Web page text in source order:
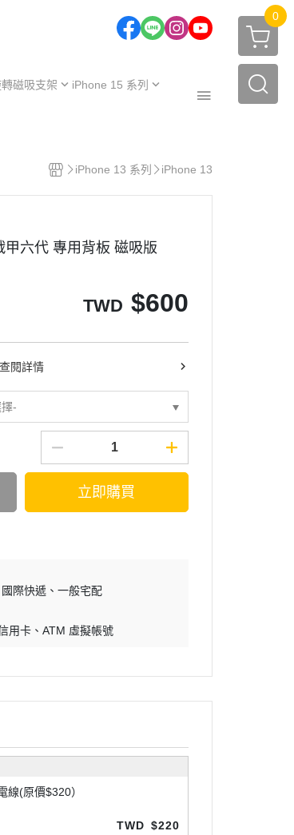
0
磁吸支架 iPhone 15 系列
iPhone 15 Pro
極空戰甲｜福利品
iPhone 13 系列 iPhone 13
六代 專用背板 磁吸版
TWD $600
閱詳情
-
立即購買
國際快遞
一般宅配
用卡 ATM 虛擬帳號
線(原價$320）
TWD $220